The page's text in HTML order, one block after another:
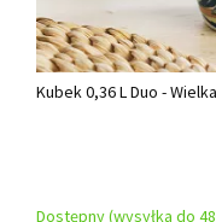
Kubek 0,36 L Duo -
Dostępny (wysyłka do